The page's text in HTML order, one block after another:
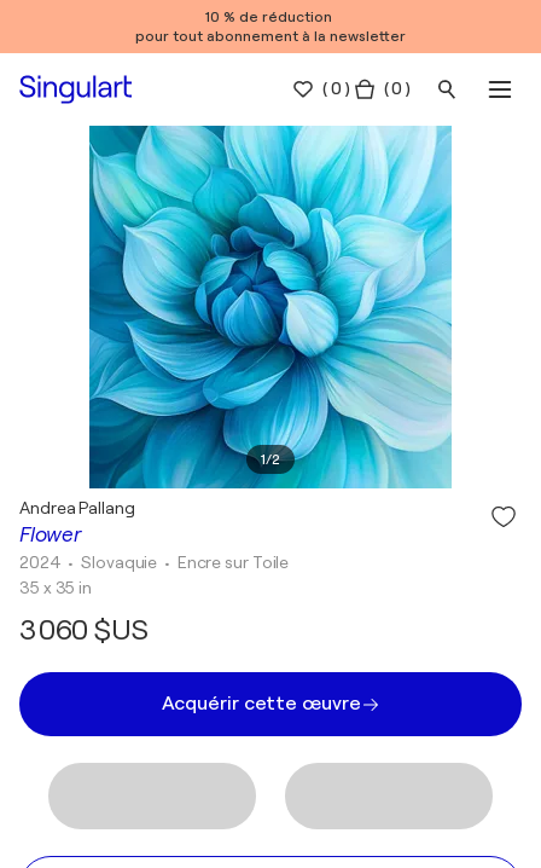
10 % de réduction
pour tout abonnement à la newsletter
(0 ) ( 0 )
1/2
Flower
Andrea Pallang
2024 • Slovaquie • Encre sur Toile
35 x 35 in
3 060 $US
Acquérir cette œuvre